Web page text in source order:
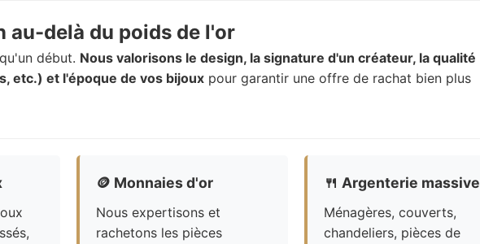
delà du poids de l'or
début. Nous valorisons le design, la signature d'un créateur, la qualité
etc.) et l'époque de vos bijoux pour garantir une offre de rachat bien plus
🪙 Monnaies d'or
Nous expertisons et
rachetons les pièces
🍴 Argenterie massive
Ménagères, couverts,
chandeliers, pièces de